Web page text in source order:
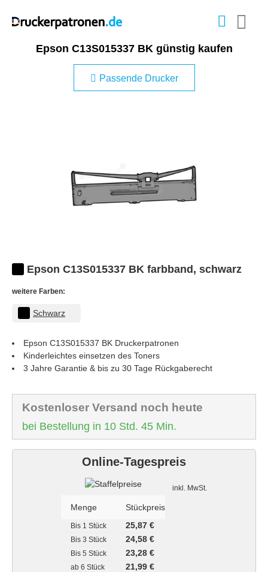
Epson C13S015337 BK günstig kaufen
Passende Drucker
Epson C13S015337 BK farbband, schwarz
weitere Farben:
Schwarz
Epson C13S015337 BK Druckerpatronen
Kinderleichtes einsetzen des Toners
3 Jahre Garantie & bis zu 30 Tage Rückgaberecht
Kostenloser Versand noch heute
bei Bestellung in 10 Std. 45 Min.
Online-Tagespreis
Staffelpreise
Menge Stückpreis
Bis 1 Stück 25,87 €
Bis3 Stück 24,58 €
Bis5 Stück 23,28 €
ab6 Stück 21,99 €
inkl. MwSt.